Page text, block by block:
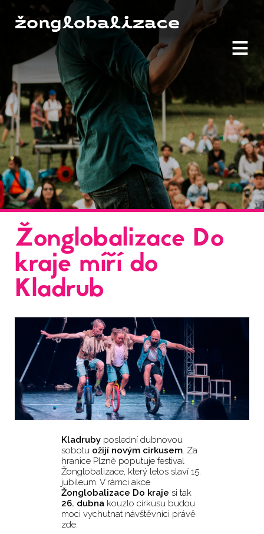
≡
Žonglobalizace Do
kraje míří do
Kladrub
Kladrubyposlední dubnovou
sobotu ožijí novým cirkusem. Za
hranice Plzně poputuje festival
Žonglobalizace, který letos slaví 15.
jubileum. V rámci akce
Žonglobalizace Do kraje si tak
26. dubnakouzlo cirkusu budou
moci vychutnat návštěvníci právě
zde.